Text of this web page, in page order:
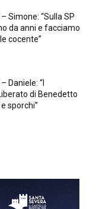
– Simone: “Sulla SP
da anni e facciamo
cocente”
Daniele: “I
di Benedetto
sporchi”